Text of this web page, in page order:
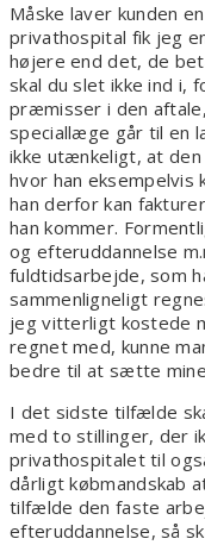
Måske laver kunden
privathospital fik jeg
højere end det, de
skal du slet ikke ind i,
præmisser i den
speciallæge går til en
ikke utænkeligt, at
hvor han eksempelvis
han derfor kan
han kommer.
og efteruddannelse
fuldtidsarbejde, som
sammenligneligt
jeg vitterligt kostede
regnet med, kunne
bedre til at sætte
I det sidste tilfælde
med to stillinger, der
privathospitalet til
dårligt købmandskab
tilfælde den faste
efteruddannelse, så